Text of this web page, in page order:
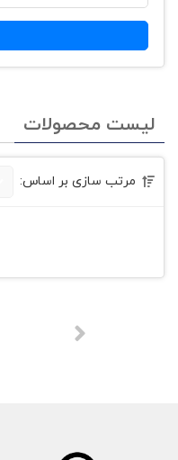
لیست محصولات
مرتب سازی بر اساس: